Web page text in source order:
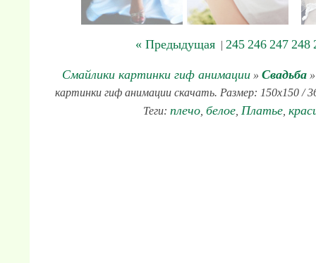
« Предыдущая| 245 246 247 248
Смайлики картинки гиф анимации» Свадьба»
картинки гиф анимации скачать. Размер: 150x150 /
Теги: плечо, белое, Платье,